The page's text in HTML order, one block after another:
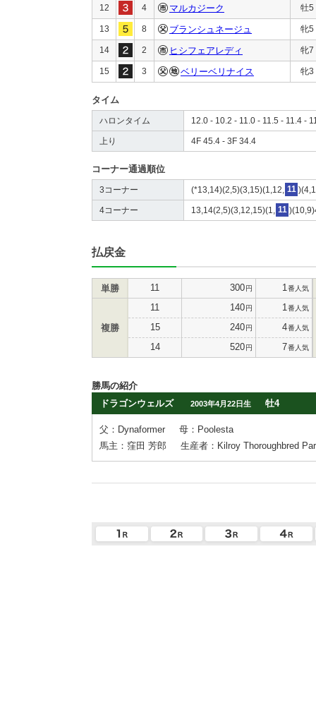
12 4 マルカジーク 牡5
13 8 ブランシュネージュ 牝5
14 2 ヒシフェアレディ 牝7
15 3 ベリーベリナイス 牝3
タイム
ハロンタイム 12.0 - 10.2 - 11.0 - 11.5 - 11.4 -
上り 4F 45.4 - 3F 34.4
コーナー通過順位
3コーナー (*13,14)(2,5)(3,15)(1,12, 11
4コーナー 13,14(2,5)(3,12,15)(1, 11
払戻金
単勝 11 300円 1 番人気
複勝
11 140円 1 番人気
15 240円 4番人気
14 520円 7番人気
勝馬の紹介
ドラゴンウェルズ
2003年4月22日生 牡4
父：Dynaformer
母：Poolesta
馬主：窪田 芳郎
生産者：Kilroy Thoroughbred